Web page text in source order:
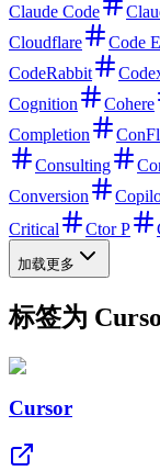
Claude Code
Cloudflare
Code
CodeRabbit
Cognition
Cohere
Completion
Consulting
Conversion
Critical
Ctor P
加载更多
标签为
Cursor